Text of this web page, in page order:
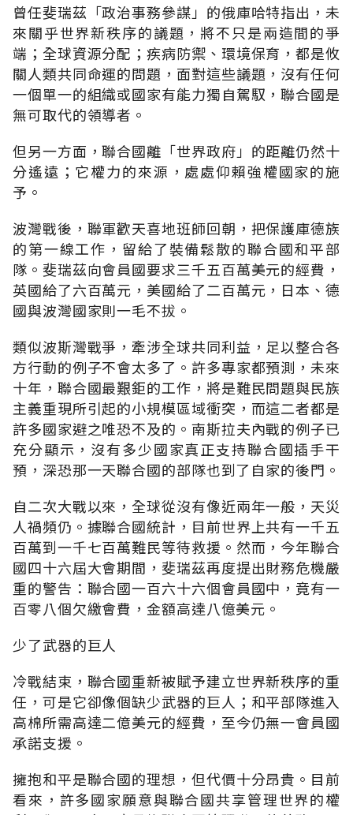
曾任斐瑞茲「政治事務參謀」的俄庫哈特指出，未
來關乎世界新秩序的議題，將不只是兩造間的爭
端；全球資源分配；疾病防禦、環境保育，都是攸
關人類共同命運的問題，面對這些議題，沒有任何
一個單一的組織或國家有能力獨自駕馭，聯合國是
無可取代的領導者。
但另一方面，聯合國離「世界政府」的距離仍然十
分遙遠；它權力的來源，處處仰賴強權國家的施
予。
波灣戰後，聯軍歡天喜地班師回朝，把保護庫德族
的第一線工作，留給了裝備鬆散的聯合國和平部
隊。斐瑞茲向會員國要求三千五百萬美元的經費，
英國給了六百萬元，美國給了二百萬元，日本、德
國與波灣國家則一毛不拔。
類似波斯灣戰爭，牽涉全球共同利益，足以整合各
方行動的例子不會太多了。許多專家都預測，未來
十年，聯合國最艱鉅的工作，將是難民問題與民族
主義重現所引起的小規模區域衝突，而這二者都是
許多國家避之唯恐不及的。南斯拉夫內戰的例子已
充分顯示，沒有多少國家真正支持聯合國插手干
預，深恐那一天聯合國的部隊也到了自家的後門。
自二次大戰以來，全球從沒有像近兩年一般，天災
人禍頻仍。據聯合國統計，目前世界上共有一千五
百萬到一千七百萬難民等待救援。然而，今年聯合
國四十六屆大會期間，斐瑞茲再度提出財務危機嚴
重的警告：聯合國一百六十六個會員國中，竟有一
百零八個欠繳會費，金額高達八億美元。
少了武器的巨人
冷戰結束，聯合國重新被賦予建立世界新秩序的重
任，可是它卻像個缺少武器的巨人；和平部隊進入
高棉所需高達二億美元的經費，至今仍無一會員國
承諾支援。
擁抱和平是聯合國的理想，但代價十分昂貴。目前
看來，許多國家願意與聯合國共享管理世界的權